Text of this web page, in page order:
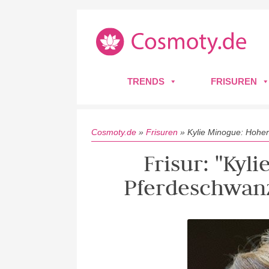
TRENDS FRISUREN
Cosmoty.de » Frisuren » Kylie Minogue:
Frisur: